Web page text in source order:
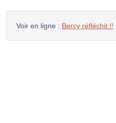
Voir en ligne : Bercy réfléchit !!